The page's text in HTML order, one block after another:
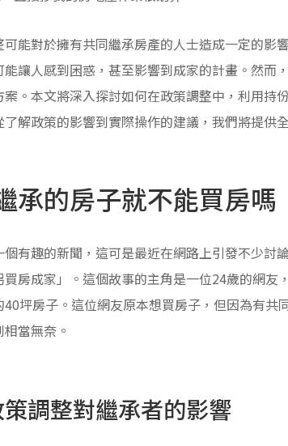
能對於擁有共同繼承房產的人士造成一定的影
能讓人感到困惑，甚至影響到成家的計畫。然而
。本文將深入探討如何在政策調整中，利用持
解政策的影響到實際操作的建議，我們將提供
承的房子就不能買房嗎
有趣的新聞，這可是最近在網路上引發不少討
房成家」。這個故事的主角是一位24歲的網友
40坪房子。這位網友原本想買房子，但因為有共
當無奈。
調整對繼承者的影響